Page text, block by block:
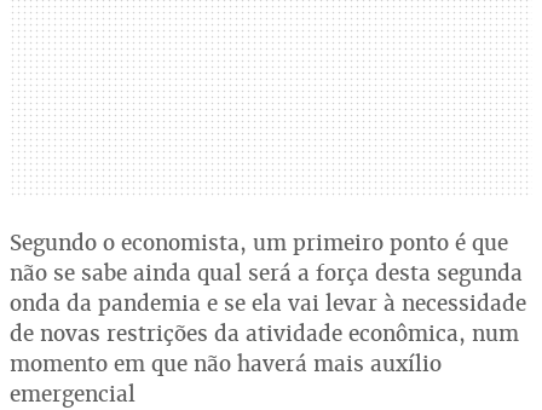
Segundo o economista, um primeiro ponto é que
não se sabe ainda qual será a força desta segunda
onda da pandemia e se ela vai levar à necessidade
de novas restrições da atividade econômica, num
momento em que não haverá mais auxílio
emergencial